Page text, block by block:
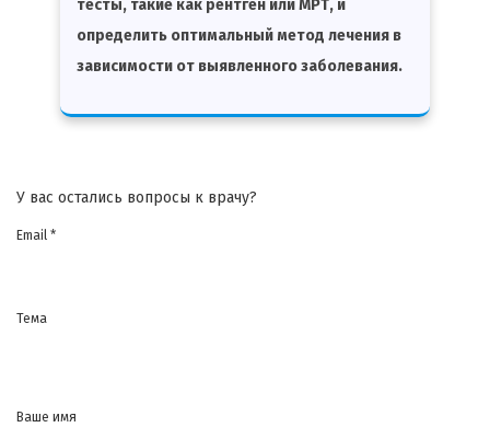
тесты, такие как рентген илиМРТ, и
определить оптимальный метод лечения в
зависимости от выявленного заболевания.
У вас остались вопросы к врачу?
Email *
Тема
Ваше имя